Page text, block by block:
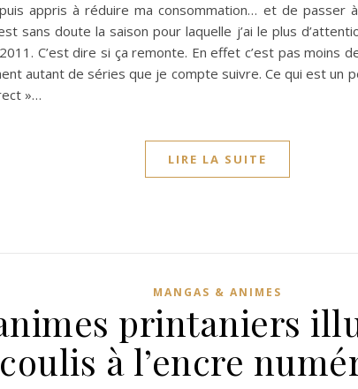
appris à réduire ma consommation… et de passer
sans doute la saison pour laquelle j’ai le plus
C’est dire si ça remonte. En effet c’est pas moins
autant de séries que je compte suivre. Ce qui est un
»…
LIRE LA SUITE
MANGAS & ANIMES
printaniers
coulis à l’encre